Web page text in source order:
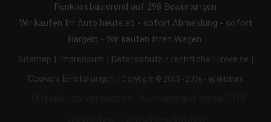
Punkten basierend auf 298 Bewertungen
Wir kaufen Ihr Auto heute ab - sofort Abmeldung - sofort
Bargeld - Wir kaufen Ihren Wagen.
Sitemap | Impressum | Datenschutz / rechtliche Hinweise |
Cookies Einstellungen | Copyright © 2005 - 2026 - egeMotors